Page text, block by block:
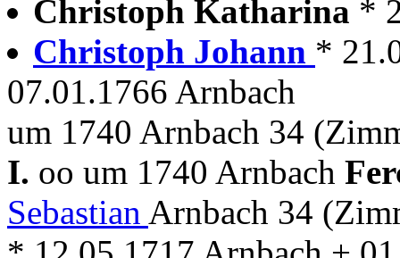
Christoph Katharina *
Christoph Johann *
07.01.1766 Arnbach
um 1740 Arnbach 34
I. oo um 1740 Arnbach
Sebastian Arnbach 34